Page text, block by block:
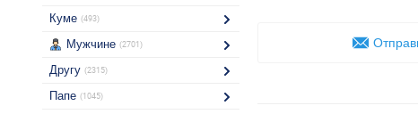
Куме (493)
Мужчине (2701)
Другу (2315)
Папе (1045)